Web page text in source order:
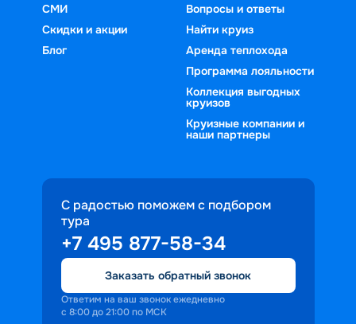
СМИ
Скидки и акции
Блог
Вопросы и ответы
Найти круиз
Аренда теплохода
Программа лояльности
Коллекция выгодных
круизов
Круизные компании и
наши партнеры
С радостью поможем с подбором
тура
+7 495 877-58-34
Заказать обратный звонок
Ответим на ваш звонок ежедневно
с 8:00 до 21:00 по МСК